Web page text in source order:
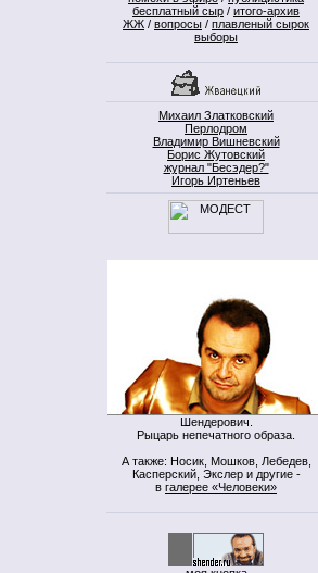
бесплатный сыр / итого-архив
ЖЖ / вопросы / плавленый сырок
выборы
Михаил Златковский
Перлодром
Владимир Вишневский
Борис Жутовский
журнал "Бесэдер?"
Игорь Иртеньев
Шендерович.
Рыцарь непечатного образа.
А также: Носик, Мошков, Лебедев,
Касперский, Экслер и другие -
в галерее «Человеки»